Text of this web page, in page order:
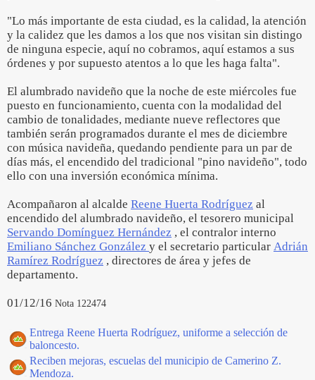
"Lo más importante de esta ciudad, es la calidad, la atención
y la calidez que les damos a los que nos visitan sin distingo
de ninguna especie, aquí no cobramos, aquí estamos a sus
órdenes y por supuesto atentos a lo que les haga falta".
El alumbrado navideño que la noche de este miércoles fue
puesto en funcionamiento, cuenta con la modalidad del
cambio de tonalidades, mediante nueve reflectores que
también serán programados durante el mes de diciembre
con música navideña, quedando pendiente para un par de
días más, el encendido del tradicional "pino navideño", todo
ello con una inversión económica mínima.
Acompañaron al alcalde Reene Huerta Rodríguez al
encendido del alumbrado navideño, el tesorero municipal
Servando Domínguez Hernández , el contralor interno
Emiliano Sánchez González y el secretario particular Adrián
Ramírez Rodríguez , directores de área y jefes de
departamento.
01/12/16 Nota 122474
Entrega Reene Huerta Rodríguez, uniforme a selección de
baloncesto.
Reciben mejoras, escuelas del municipio de Camerino Z.
Mendoza.